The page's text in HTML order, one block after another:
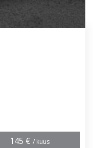
145 € / kuus